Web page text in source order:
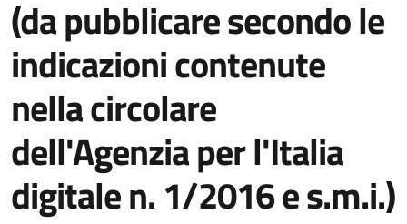
(da pubblicare secondo le
indicazioni contenute
nella circolare
dell'Agenzia per l'Italia
digitale n. 1/2016 e s.m.i.)